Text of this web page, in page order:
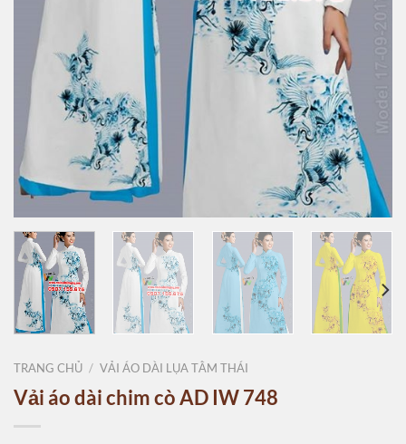
TRANG CHỦ / VẢI ÁO DÀI LỤA TẰM THÁI
Vải áo dài chim cò AD IW 748